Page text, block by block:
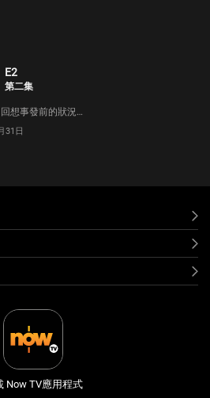
E2
第二集
想事發前的狀況…
31日
Now TV應用程式